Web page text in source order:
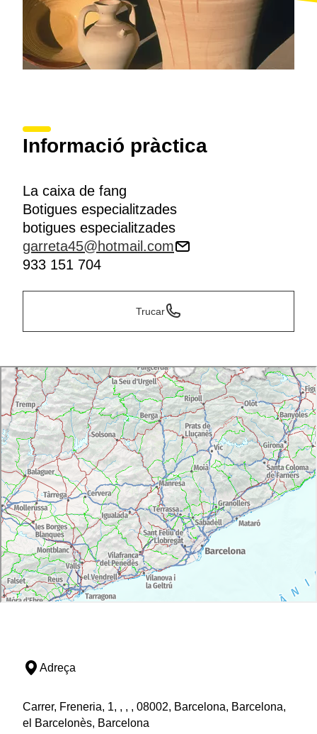
Informació pràctica
La caixa de fang
Botigues especialitzades
botigues especialitzades
garreta45@hotmail.com
933 151 704
Trucar
Adreça
Carrer, Freneria, 1, , , , 08002, Barcelona, Barcelona,
el Barcelonès, Barcelona